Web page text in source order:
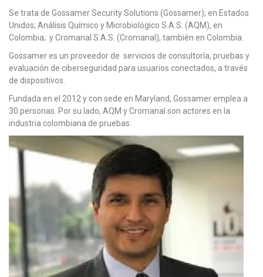
Se trata de Gossamer Security Solutions (Gossamer), en Estados
Unidos; Análisis Químico y Microbiológico S.A.S. (AQM), en
Colombia; y Cromanal S.A.S. (Cromanal), también en Colombia.
Gossamer es un proveedor de servicios de consultoría, pruebas y
evaluación de ciberseguridad para usuarios conectados, a través
de dispositivos.
Fundada en el 2012 y con sede en Maryland, Gossamer emplea a
30 personas. Por su lado, AQM y Cromanal son actores en la
industria colombiana de pruebas.